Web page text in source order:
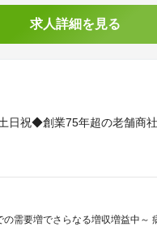
求人詳細を見る
日祝◆創業75年超の老舗商社
需要増でさらなる増収増益中～